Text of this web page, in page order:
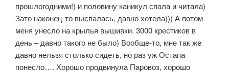
прошлогодними!) и половину каникул спала и читала)
Зато наконец-то выспалась, давно хотела))) А потом
меня унесло на крылья вышивки. 3000 крестиков в
день – давно такого не было) Вообще-то, мне так же
давно нельзя столько сидеть, но раз уж Остапа
понесло…. Хорошо продвинула Паровоз, хорошо